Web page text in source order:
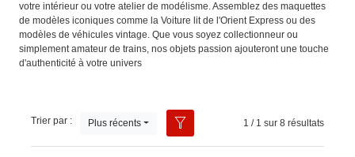
votre intérieur ou votre atelier de modélisme. Assemblez des maquettes
de modèles iconiques comme la Voiture lit de l'Orient Express ou des
modèles de véhicules vintage. Que vous soyez collectionneur ou
simplement amateur de trains, nos objets passion ajouteront une touche
d'authenticité à votre univers
1 / 1 sur 8 résultats
Trier par : Plus récents